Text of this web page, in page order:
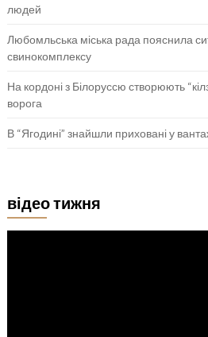
людей
Любомльська міська рада пояснила
свинокомплексу
На кордоні з Білоруссю створюють
ворога
В “Ягодині” знайшли приховані у
відео тижня